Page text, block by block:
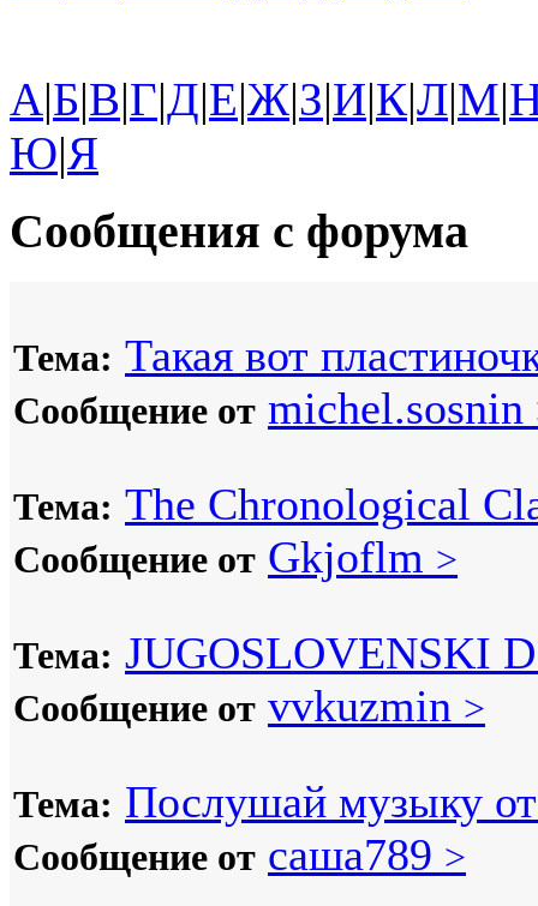
А|Б|В|Г|Д|Е|Ж|З|И|К|Л|М|
Ю|Я
Сообщения с форума
Тема: Такая вот
Сообщение от michel.sosnin
Тема: The Chronological
Сообщение от Gkjoflm >
Тема: JUGOSLOVENSKI
Сообщение от vvkuzmin >
Тема: Послушай музыку
Сообщение от саша789 >